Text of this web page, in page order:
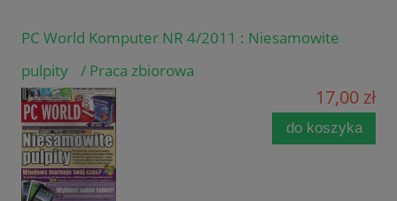
PC World Komputer NR 4/2011 : Niesamowite
pulpity / Praca zbiorowa
17,00 zł
do koszyka